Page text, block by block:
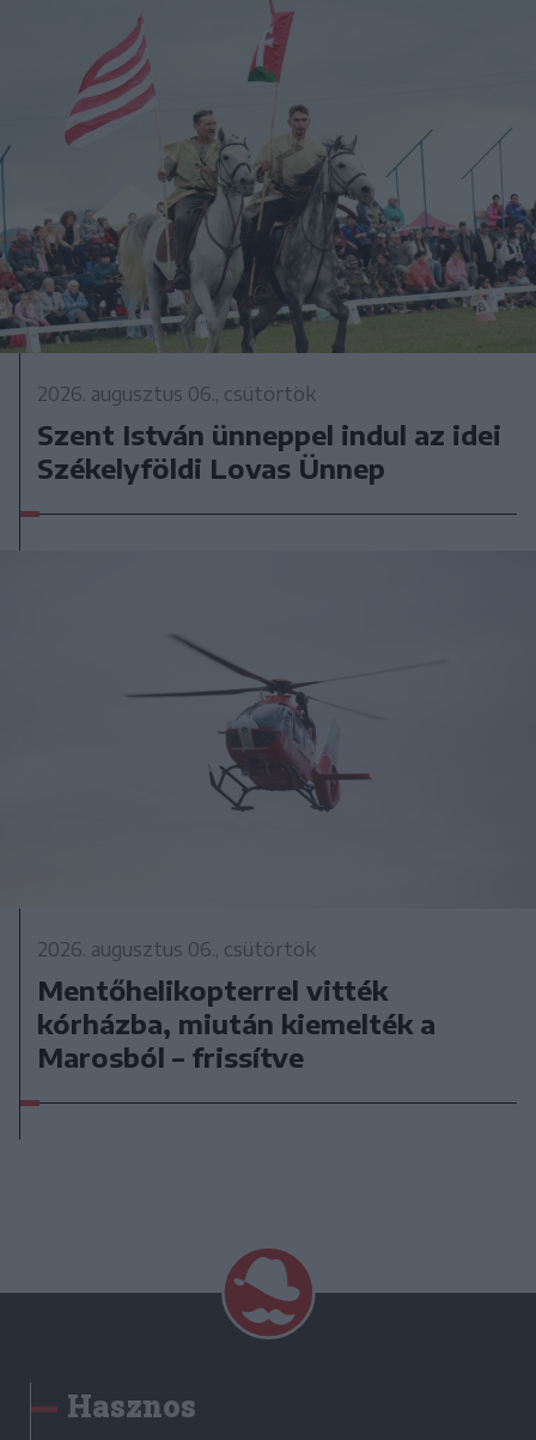
2026. augusztus 06., csütörtök
Szent István ünneppel indul az idei
Székelyföldi Lovas Ünnep
2026. augusztus 06., csütörtök
Mentőhelikopterrel vitték
kórházba, miután kiemelték a
Marosból – frissítve
Hasznos